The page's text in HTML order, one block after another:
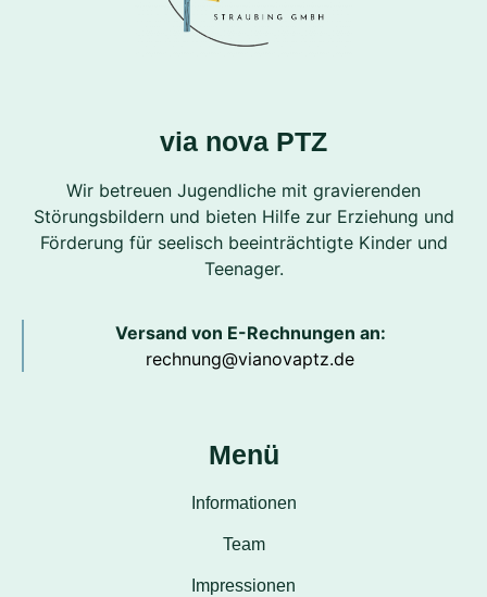
via nova PTZ
Wir betreuen Jugendliche mit gravierenden
Störungsbildern und bieten Hilfe zur Erziehung und
Förderung für seelisch beeinträchtigte Kinder und
Teenager.
Versand von E-Rechnungen an:
rechnung@vianovaptz.de
Menü
Informationen
Team
Impressionen